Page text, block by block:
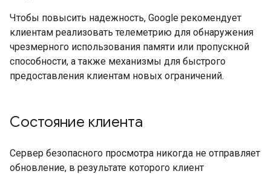
Чтобы повысить надежность, Google рекомендует
клиентам реализовать телеметрию для обнаружения
чрезмерного использования памяти или пропускной
способности, а также механизмы для быстрого
предоставления клиентам новых ограничений.
Состояние клиента
Сервер безопасного просмотра никогда не отправляет
обновление, в результате которого клиент